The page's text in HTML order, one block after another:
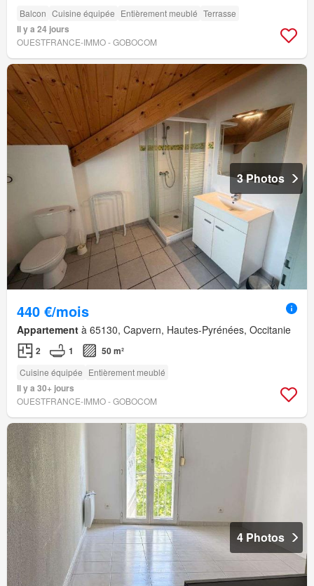
Balcon Cuisine équipée Entièrement meublé Terrasse
Il y a 24 jours
OUESTFRANCE-IMMO - GOBOCOM
3 Photos
440 €/mois
Appartement à 65130, Capvern, Hautes-Pyrénées, Occitanie
2 1 50 m²
Cuisine équipée Entièrement meublé
Il y a 30+ jours
OUESTFRANCE-IMMO - GOBOCOM
4 Photos